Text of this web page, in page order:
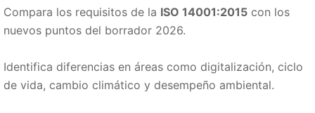
Compara los requisitos de la ISO 14001:2015 con los
nuevos puntos del borrador 2026.
Identifica diferencias en áreas como digitalización, ciclo
de vida, cambio climático y desempeño ambiental.